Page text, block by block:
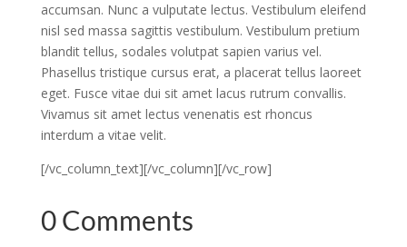
accumsan. Nunc a vulputate lectus. Vestibulum eleifend
nisl sed massa sagittis vestibulum. Vestibulum pretium
blandit tellus, sodales volutpat sapien varius vel.
Phasellus tristique cursus erat, a placerat tellus laoreet
eget. Fusce vitae dui sit amet lacus rutrum convallis.
Vivamus sit amet lectus venenatis est rhoncus
interdum a vitae velit.
[/vc_column_text][/vc_column][/vc_row]
0 Comments